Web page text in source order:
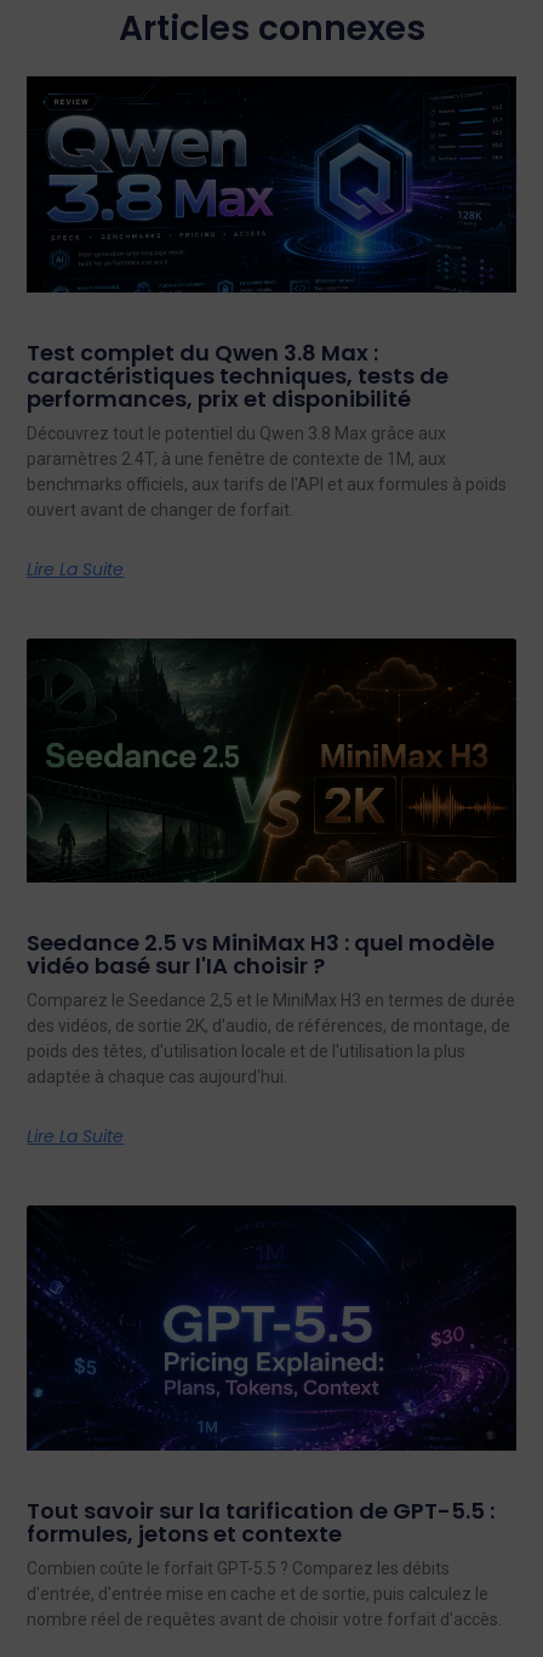
Articles connexes
Test complet du Qwen 3.8 Max :
caractéristiques techniques, tests de
performances, prix et disponibilité
Découvrez tout le potentiel du Qwen 3.8 Max grâce aux
paramètres 2.4T, à une fenêtre de contexte de 1M, aux
benchmarks officiels, aux tarifs de l'API et aux formules à poids
ouvert avant de changer de forfait.
Lire La Suite
Seedance 2.5 vs MiniMax H3 : quel modèle
vidéo basé sur l'IA choisir ?
Comparez le Seedance 2,5 et le MiniMax H3 en termes de durée
des vidéos, de sortie 2K, d'audio, de références, de montage, de
poids des têtes, d'utilisation locale et de l'utilisation la plus
adaptée à chaque cas aujourd'hui.
Lire La Suite
Tout savoir sur la tarification de GPT-5.5 :
formules, jetons et contexte
Combien coûte le forfait GPT-5.5 ? Comparez les débits
d'entrée, d'entrée mise en cache et de sortie, puis calculez le
nombre réel de requêtes avant de choisir votre forfait d'accès.